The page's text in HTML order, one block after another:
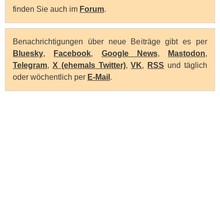
finden Sie auch im Forum.
Benachrichtigungen über neue Beiträge gibt es per
Bluesky, Facebook, Google News, Mastodon,
Telegram, X (ehemals Twitter),VK, RSS und täglich
oder wöchentlich per E-Mail .